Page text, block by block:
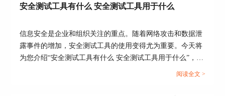
安全测试工具有什么 安全测试工具用于什么
信息安全是企业和组织关注的重点。随着网络攻击和数据泄
露事件的增加，安全测试工具的使用变得尤为重要。今天将
为您介绍“安全测试工具有什么 安全测试工具用于什么”，从
安全测试工具的种类、功能用途，以及Appscan是否适用于
阅读全文 >